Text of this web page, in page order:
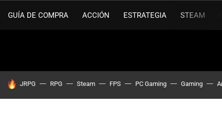
GUÍA DE COMPRA ACCIÓN ESTRATEGIA STEAM
HOY SE HABLA DE
JRPG RPG Steam FPS PC Gaming Gaming